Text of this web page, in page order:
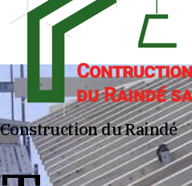
Construction du Raindé